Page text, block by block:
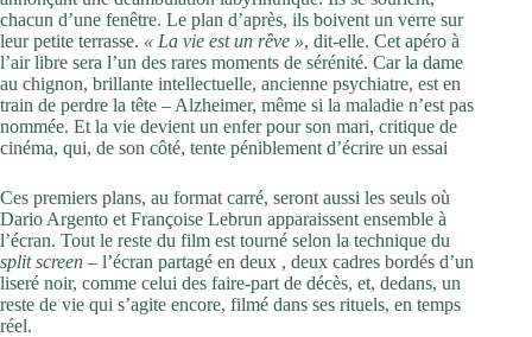
chacun d’une fenêtre. Le plan d’après, ils boivent un verre sur
leur petite terrasse. « La vie est un rêve », dit-elle. Cet apéro à
l’air libre sera l’un des rares moments de sérénité. Car la dame
au chignon, brillante intellectuelle, ancienne psychiatre, est en
train de perdre la tête – Alzheimer, même si la maladie n’est pas
nommée. Et la vie devient un enfer pour son mari, critique de
cinéma, qui, de son côté, tente péniblement d’écrire un essai
Ces premiers plans, au format carré, seront aussi les seuls où
Dario Argento et Françoise Lebrun apparaissent ensemble à
l’écran. Tout le reste du film est tourné selon la technique du
split screen – l’écran partagé en deux , deux cadres bordés d’un
liseré noir, comme celui des faire-part de décès, et, dedans, un
reste de vie qui s’agite encore, filmé dans ses rituels, en temps
réel.